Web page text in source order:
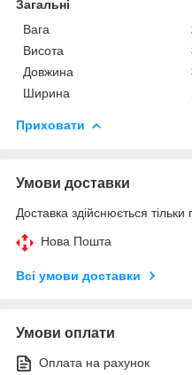
Загальні
Вага
Висота
Довжина
Ширина
Приховати
Умови доставки
Доставка здійснюється тільки
Нова Пошта
Всі умови доставки
Умови оплати
Оплата на рахунок